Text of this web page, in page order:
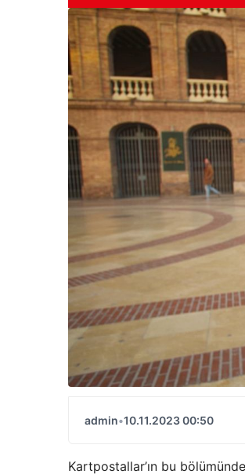
admin•10.11.2023 00:50
Kartpostallar’ın bu